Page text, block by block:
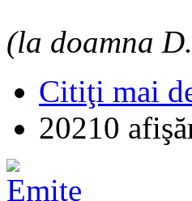
(la doamna
Citiţi mai
20210